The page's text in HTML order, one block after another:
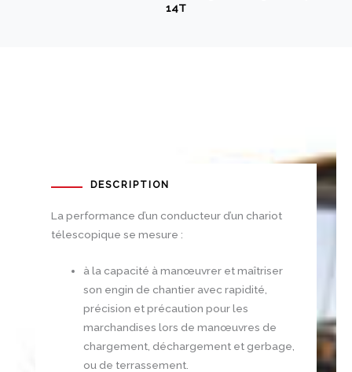
14T
DESCRIPTION
La performance d’un conducteur d’un chariot
télescopique se mesure :
à la capacité à manœuvrer et maîtriser
son engin de chantier avec rapidité,
précision et précaution pour les
marchandises lors de manœuvres de
chargement, déchargement et gerbage,
ou de terrassement.